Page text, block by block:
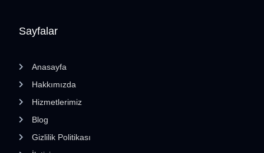
Sayfalar
Anasayfa
Hakkımızda
Hizmetlerimiz
Blog
Gizlilik Politikası